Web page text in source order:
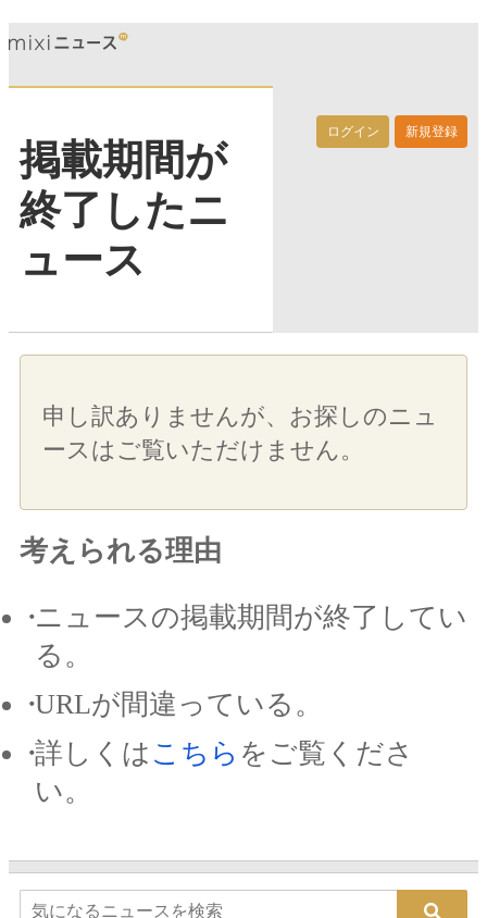
ログイン 新規登録
掲載期間が
終了したニ
ュース
申し訳ありませんが、お探しのニュ
ースはご覧いただけません。
考えられる理由
ニュースの掲載期間が終了してい
る。
URLが間違っている。
詳しくは こちら をご覧くださ
い。